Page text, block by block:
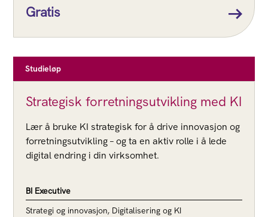
Gratis
Studieløp
Strategisk forretningsutvikling med KI
Lær å bruke KI strategisk for å drive innovasjon og
forretningsutvikling – og ta en aktiv rolle i å lede
digital endring i din virksomhet.
BI Executive
Strategi og innovasjon, Digitalisering og KI